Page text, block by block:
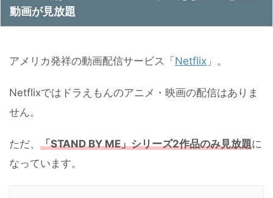
動画が見放題
アメリカ発祥の動画配信サービス「Netflix 」。
Netflixではドラえもんのアニメ・映画の配信はありま
せん。
ただ、 「STAND BY ME」シリーズ2作品のみ見放題に
なっています。